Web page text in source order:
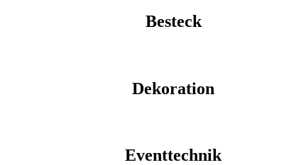
Besteck
Dekoration
Eventtechnik